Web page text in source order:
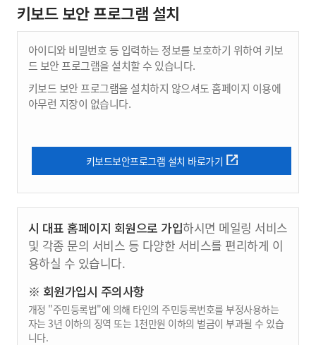
키보드 보안 프로그램 설치
아이디와 비밀번호 등 입력하는 정보를 보호하기 위하여 키보
드 보안 프로그램을 설치할 수 있습니다.
키보드 보안 프로그램을 설치하지 않으셔도 홈페이지 이용에
아무런 지장이 없습니다.
키보드보안프로그램 설치 바로가기
시 대표 홈페이지 회원으로 가입하시면 메일링 서비스
및 각종 문의 서비스 등 다양한 서비스를 편리하게 이
용하실 수 있습니다.
※ 회원가입시 주의사항
개정 "주민등록법"에 의해 타인의 주민등록번호를 부정사용하는
자는 3년 이하의 징역 또는 1천만원 이하의 벌금이 부과될 수 있습
니다.